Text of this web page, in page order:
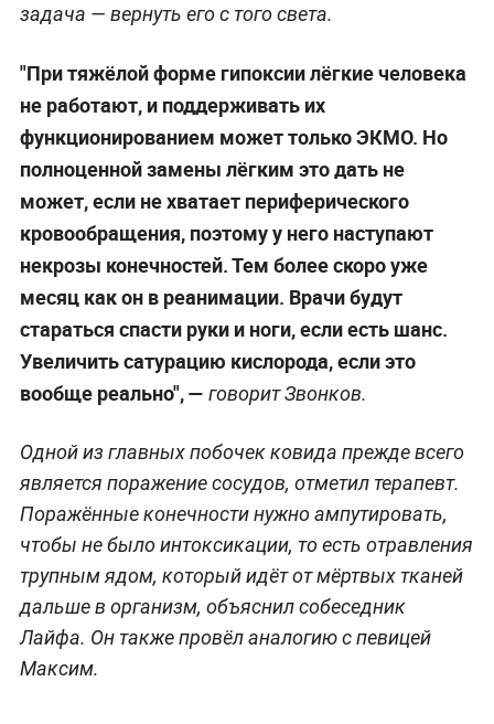
задача — вернуть его с того света.
"При тяжёлой форме гипоксии лёгкие человека
не работают, и поддерживать их
функционированием может только ЭКМО. Но
полноценной замены лёгким этодать не
может, если не хватает периферического
кровообращения, поэтому у него наступают
некрозы конечностей. Тем более скоро уже
месяц как он в реанимации. Врачи будут
стараться спасти руки и ноги, если есть шанс.
Увеличить сатурацию кислорода, если это
вообще реально", — говорит Звонков.
Одной из главных побочек ковида прежде всего
является поражение сосудов, отметил терапевт.
Поражённые конечности нужно ампутировать,
чтобы не было интоксикации, то есть отравления
трупным ядом, который идёт от мёртвых тканей
дальше в организм, объяснил собеседник
Лайфа. Он также провёл аналогию с певицей
Максим.